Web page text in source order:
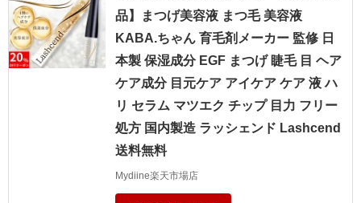
品】まつげ美容液 まつ毛 美容液
KABA.ちゃん 育毛剤メーカー 監修 日
本製 保湿成分 EGF まつげ 睫毛 目 ヘア
ケア成分 目元ケア アイケア ケア 液 ハ
リ セラム マツエク チップ 目力 フリー
処方 国内製造 ラッシェンド Lashcend
送料無料
Mydiine楽天市場店